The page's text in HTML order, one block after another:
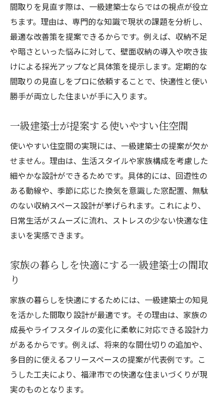
間取りを見直す際は、一級建築士ならではの視点が役立
ちます。理由は、専門的な知識で現状の課題を分析し、
最適な改善策を提案できるからです。例えば、収納不足
や暗さといった悩みに対して、壁面収納の導入や吹き抜
けによる採光アップなど具体策を提示します。定期的な
間取りの見直しをプロに依頼することで、快適性と使い
勝手が両立した住まいが手に入ります。
一級建築士が提案する使いやすい住空間
使いやすい住空間の実現には、一級建築士の提案が欠か
せません。理由は、生活スタイルや家族構成を考慮した
細やかな設計ができるためです。具体的には、回遊性の
ある動線や、季節に応じた換気を意識した窓配置、無駄
のない収納スペース設計が挙げられます。これにより、
日常生活がスムーズに流れ、ストレスの少ない快適な住
まいを実感できます。
家族の暮らしを快適にする一級建築士の間取
り
家族の暮らしを快適にするためには、一級建築士の知見
を活かした間取り設計が最適です。その理由は、家族の
成長やライフスタイルの変化に柔軟に対応できる設計力
があるからです。例えば、将来的な間仕切りの追加や、
多目的に使えるフリースペースの提案が代表例です。こ
うした工夫により、福津市での快適な住まいづくりが現
実のものとなります。